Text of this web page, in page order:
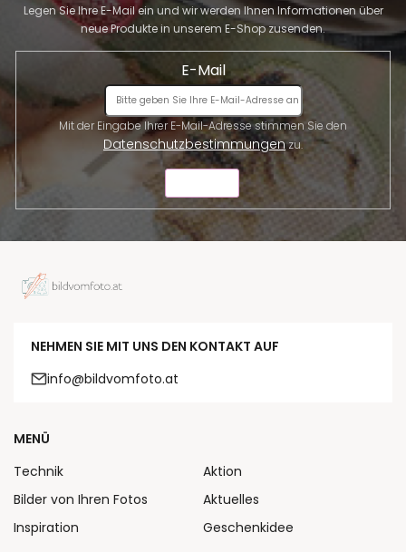
Legen Sie Ihre E-Mail ein und wir werden Ihnen Informationen über
neue Produkte in unserem E-Shop zusenden.
E-Mail
Datenschutzbestimmungenzu.
NEHMEN SIE MIT UNS DEN KONTAKT AUF
info@bildvomfoto.at
MENÜ
Technik
Bilder von Ihren Fotos
Inspiration
Aktion
Aktuelles
Geschenkidee